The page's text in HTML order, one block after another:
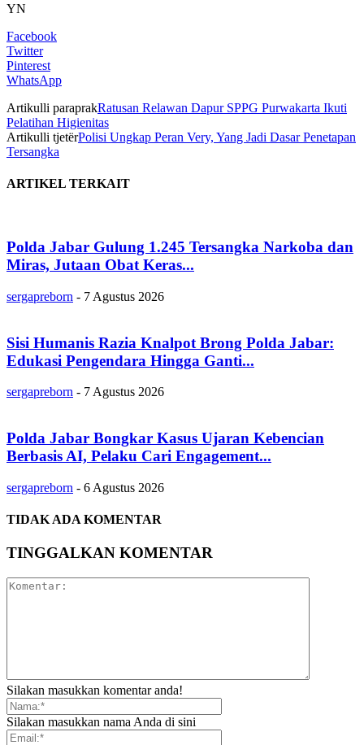
YN
Facebook
Twitter
Pinterest
WhatsApp
Artikulli paraprakRatusan Relawan Dapur SPPG Purwakarta Ikuti
Pelatihan Higienitas
Artikulli tjetërPolisi Ungkap Peran Very, Yang Jadi Dasar Penetapan
Tersangka
ARTIKEL TERKAIT
Polda Jabar Gulung 1.245 Tersangka Narkoba dan
Miras, Jutaan Obat Keras...
sergapreborn - 7 Agustus 2026
Sisi Humanis Razia Knalpot Brong Polda Jabar:
Edukasi Pengendara Hingga Ganti...
sergapreborn - 7 Agustus 2026
Polda Jabar Bongkar Kasus Ujaran Kebencian
Berbasis AI, Pelaku Cari Engagement...
sergapreborn - 6 Agustus 2026
TIDAK ADA KOMENTAR
TINGGALKAN KOMENTAR
Silakan masukkan komentar anda!
Silakan masukkan nama Anda di sini